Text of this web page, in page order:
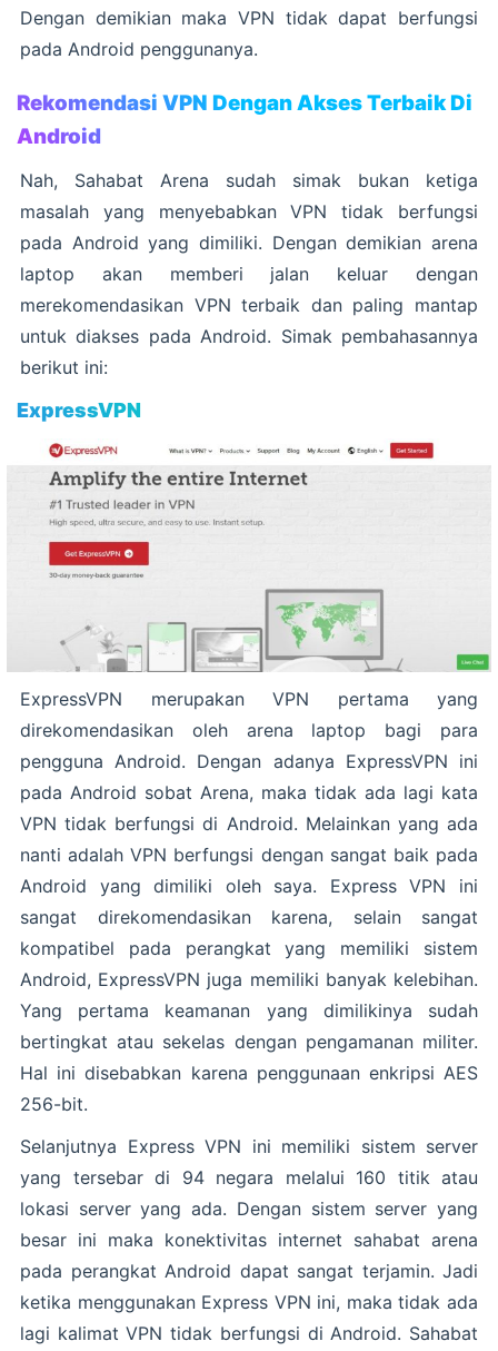
Dengan demikian maka VPN tidak dapat berfungsi
pada Android penggunanya.
Rekomendasi VPN Dengan Akses Terbaik Di
Android
Nah, Sahabat Arena sudah simak bukan ketiga
masalah yang menyebabkan VPN tidak berfungsi
pada Android yang dimiliki. Dengan demikian arena
laptop akan memberi jalan keluar dengan
merekomendasikan VPN terbaik dan paling mantap
untuk diakses pada Android. Simak pembahasannya
berikut ini:
ExpressVPN
ExpressVPN merupakan VPN pertama yang
direkomendasikan oleh arena laptop bagi para
pengguna Android. Dengan adanya ExpressVPN ini
pada Android sobat Arena, maka tidak ada lagi kata
VPN tidak berfungsi di Android. Melainkan yang ada
nanti adalah VPN berfungsi dengan sangat baik pada
Android yang dimiliki oleh saya. Express VPN ini
sangat direkomendasikan karena, selain sangat
kompatibel pada perangkat yang memiliki sistem
Android, ExpressVPN juga memiliki banyak kelebihan.
Yang pertama keamanan yang dimilikinya sudah
bertingkat atau sekelas dengan pengamanan militer.
Hal ini disebabkan karena penggunaan enkripsi AES
256-bit.
Selanjutnya Express VPN ini memiliki sistem server
yang tersebar di 94 negara melalui 160 titik atau
lokasi server yang ada. Dengan sistem server yang
besar ini maka konektivitas internet sahabat arena
pada perangkat Android dapat sangat terjamin. Jadi
ketika menggunakan Express VPN ini, maka tidak ada
lagi kalimat VPN tidak berfungsi di Android. Sahabat